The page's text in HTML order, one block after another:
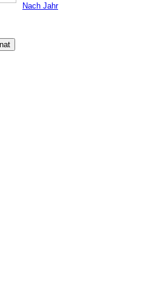
Nach Jahr